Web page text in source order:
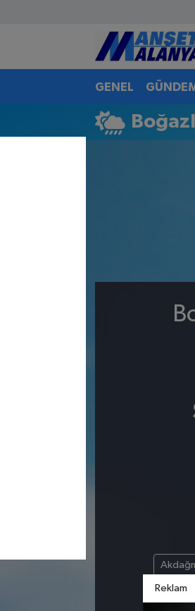
GENEL
Antalya Nöbetçi Eczaneler
Antalya Hava Durumu
Antalya Namaz Vakitleri
Reklam